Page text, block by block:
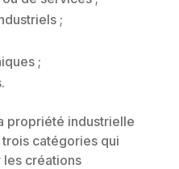
;
;
propriété industrielle
catégories qui
créations